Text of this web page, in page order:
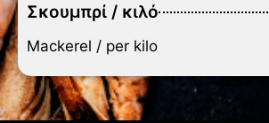
Σκουμπρί / κιλό
Mackerel / per kilo